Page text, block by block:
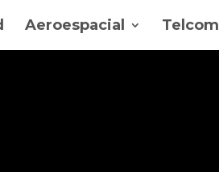
Aeroespacial Telcom